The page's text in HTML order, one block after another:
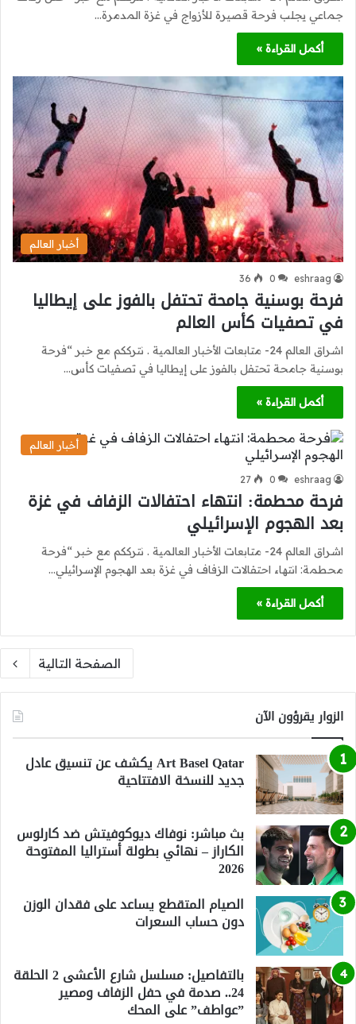
جماعي يجلب فرحة قصيرة للأزواج في غزة المدمرة…
أكمل القراءة »
أخبار العالم
eshraag
0
36
فرحة بوسنية جامحة تحتفل بالفوز على إيطاليا
في تصفيات كأس العالم
اشراق العالم 24- متابعات الأخبار العالمية . نترككم مع خبر “فرحة
بوسنية جامحة تحتفل بالفوز على إيطاليا في تصفيات كأس…
أكمل القراءة »
أخبار العالم
eshraag
0
27
فرحة محطمة: انتهاء احتفالات الزفاف في غزة
بعد الهجوم الإسرائيلي
اشراق العالم 24- متابعات الأخبار العالمية . نترككم مع خبر “فرحة
محطمة: انتهاء احتفالات الزفاف في غزة بعد الهجوم الإسرائيلي…
أكمل القراءة »
الصفحة التالية
الزوار يقرؤون الآن
Art Basel Qatar يكشف عن تنسيق عادل
جديد للنسخة الافتتاحية
بث مباشر: نوفاك ديوكوفيتش ضد كارلوس
الكاراز – نهائي بطولة أستراليا المفتوحة
2026
الصيام المتقطع يساعد على فقدان الوزن
دون حساب السعرات
بالتفاصيل: مسلسل شارع الأعشى 2 الحلقة
24.. صدمة في حفل الزفاف ومصير
”عواطف” على المحك